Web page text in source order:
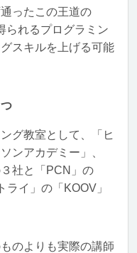
ったこの王道の
られるプログラミン
スキルを上げる可能
グ教室として、「ヒ
ンアカデミー」、
社と「PCN」の
ライ」の「KOOV」
のよりも実際の講師